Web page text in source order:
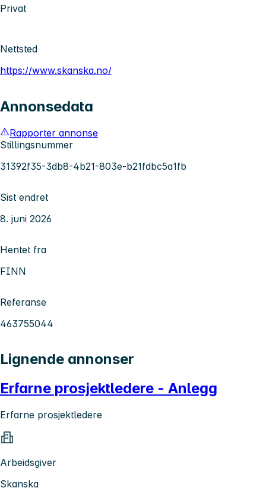
Privat
Nettsted
https://www.skanska.no/
Annonsedata
Rapporter annonse
Stillingsnummer
31392f35-3db8-4b21-803e-b21fdbc5a1fb
Sist endret
8. juni 2026
Hentet fra
FINN
Referanse
463755044
Lignende annonser
Erfarne prosjektledere - Anlegg
Erfarne prosjektledere
Arbeidsgiver
Skanska